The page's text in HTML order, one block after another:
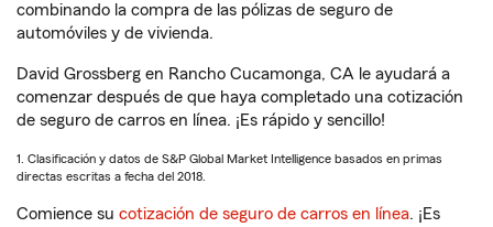
combinando la compra de las pólizas de seguro de
automóviles y de vivienda.
David Grossberg en Rancho Cucamonga, CA le ayudará a
comenzar después de que haya completado una cotización
de seguro de carros en línea. ¡Es rápido y sencillo!
1. Clasificación y datos de S&P Global Market Intelligence basados en primas
directas escritas a fecha del 2018.
Comience su cotización de seguro de carros en línea. ¡Es